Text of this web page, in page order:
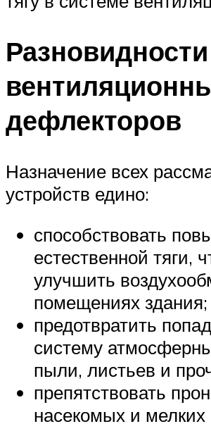
Разновидности
дефлекторов
Назначение всех
устройств едино:
способствовать
естественной тяги,
улучшить
помещениях здания;
предотвратить
систему
пыли, листьев и
препятствовать
насекомых и мелких